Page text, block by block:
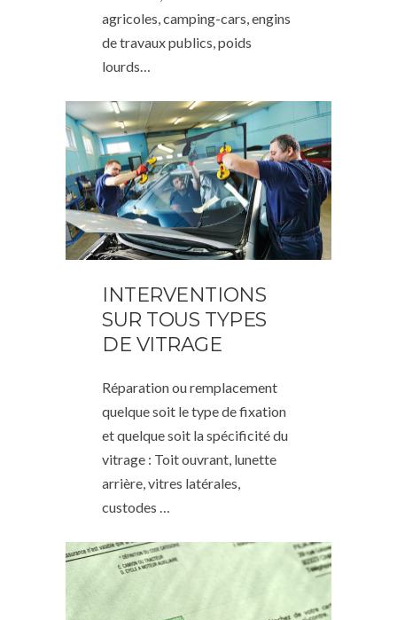
agricoles, camping-cars, engins
de travaux publics, poids
lourds…
INTERVENTIONS
SUR TOUS TYPES
DE VITRAGE
Réparation ou remplacement
quelque soit le type de fixation
et quelque soit la spécificité du
vitrage : Toit ouvrant, lunette
arrière, vitres latérales,
custodes …